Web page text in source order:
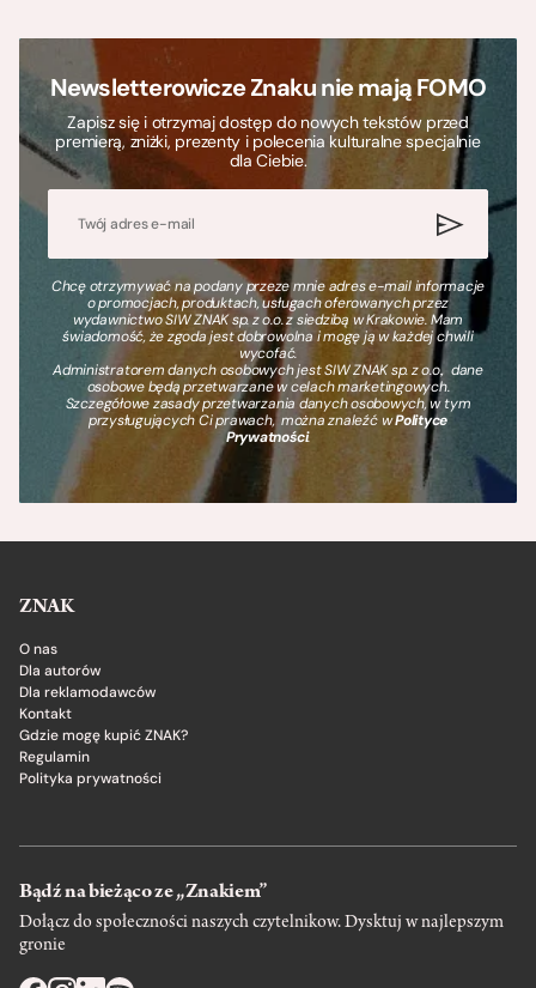
Newsletterowicze Znaku nie mają FOMO
Zapisz się i otrzymaj dostęp do nowych tekstów przed
premierą, zniżki, prezenty i polecenia kulturalne specjalnie
dla Ciebie.
Chcę otrzymywać na podany przeze mnie adres e-mail informacje
o promocjach, produktach, usługach oferowanych przez
wydawnictwo SIW ZNAK sp. z o.o. z siedzibą w Krakowie. Mam
świadomość, że zgoda jest dobrowolna i mogę ją w każdej chwili
wycofać.
Administratorem danych osobowych jest SIW ZNAK sp. z o.o., dane
osobowe będą przetwarzane w celach marketingowych.
Szczegółowe zasady przetwarzania danych osobowych, w tym
przysługujących Ci prawach, można znaleźć wPolityce
Prywatności.
ZNAK
O nas
Dla autorów
Dla reklamodawców
Kontakt
Gdzie mogę kupić ZNAK?
Regulamin
Polityka prywatności
Bądź na bieżąco ze „Znakiem”
Dołącz do społeczności naszych czytelnikow. Dysktuj w najlepszym
gronie